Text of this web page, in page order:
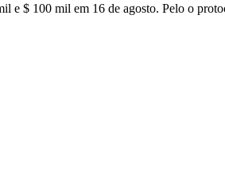
$ 100 mil em 16 de agosto. Pelo o